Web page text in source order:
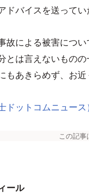
ドバイスを送ってい
故による被害につ
とは言えないもの
もあきらめず、お
ドットコムニュース
この記事
ール